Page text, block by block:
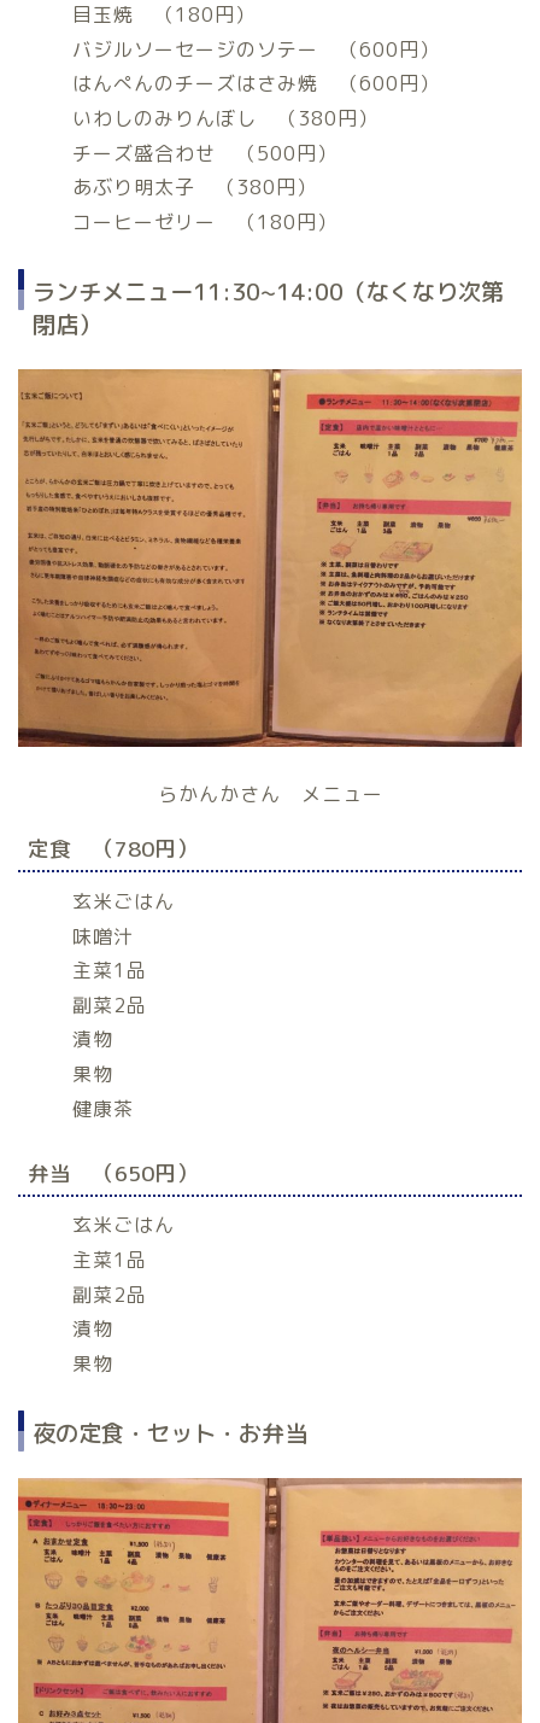
目玉焼 （180円）
バジルソーセージのソテー （600円）
はんぺんのチーズはさみ焼 （600円）
いわしのみりんぼし （380円）
チーズ盛合わせ （500円）
あぶり明太子 （380円）
コーヒーゼリー （180円）
ランチメニュー11:30~14:00（なくなり次第
閉店）
らかんかさん メニュー
定食 （780円）
玄米ごはん
味噌汁
主菜1品
副菜2品
漬物
果物
健康茶
弁当 （650円）
玄米ごはん
主菜1品
副菜2品
漬物
果物
夜の定食・セット・お弁当